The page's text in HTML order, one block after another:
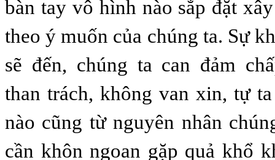
bàn tay vô hình nào sắp đặt
theo ý muốn của chúng ta. Sự
sẽ đến, chúng ta can đảm
than trách, không van xin, tự
nào cũng từ nguyên nhân
cần khôn ngoan gặp quả khổ